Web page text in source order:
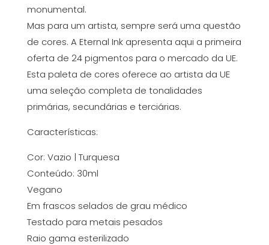
monumental.
Mas para um artista, sempre será uma questão
de cores. A Eternal Ink apresenta aqui a primeira
oferta de 24 pigmentos para o mercado da UE.
Esta paleta de cores oferece ao artista da UE
uma seleção completa de tonalidades
primárias, secundárias e terciárias.
Características:
Cor: Vazio | Turquesa
Conteúdo: 30ml
Vegano
Em frascos selados de grau médico
Testado para metais pesados
Raio gama esterilizado